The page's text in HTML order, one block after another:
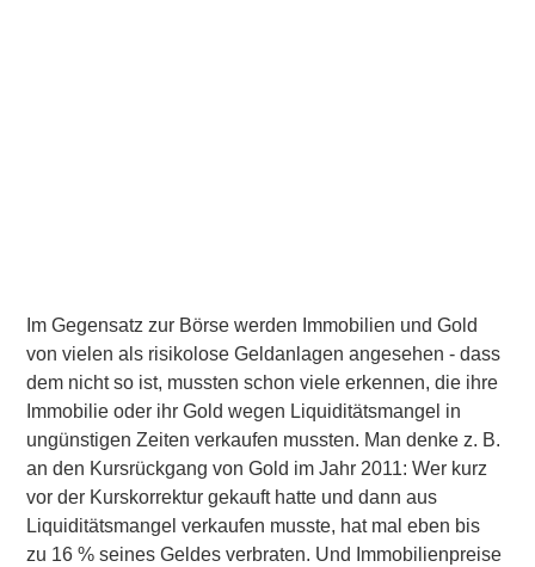
Im Gegensatz zur Börse werden Immobilien und Gold
von vielen als risikolose Geldanlagen angesehen - dass
dem nicht so ist, mussten schon viele erkennen, die ihre
Immobilie oder ihr Gold wegen Liquiditätsmangel in
ungünstigen Zeiten verkaufen mussten. Man denke z. B.
an den Kursrückgang von Gold im Jahr 2011: Wer kurz
vor der Kurskorrektur gekauft hatte und dann aus
Liquiditätsmangel verkaufen musste, hat mal eben bis
zu 16 % seines Geldes verbraten. Und Immobilienpreise